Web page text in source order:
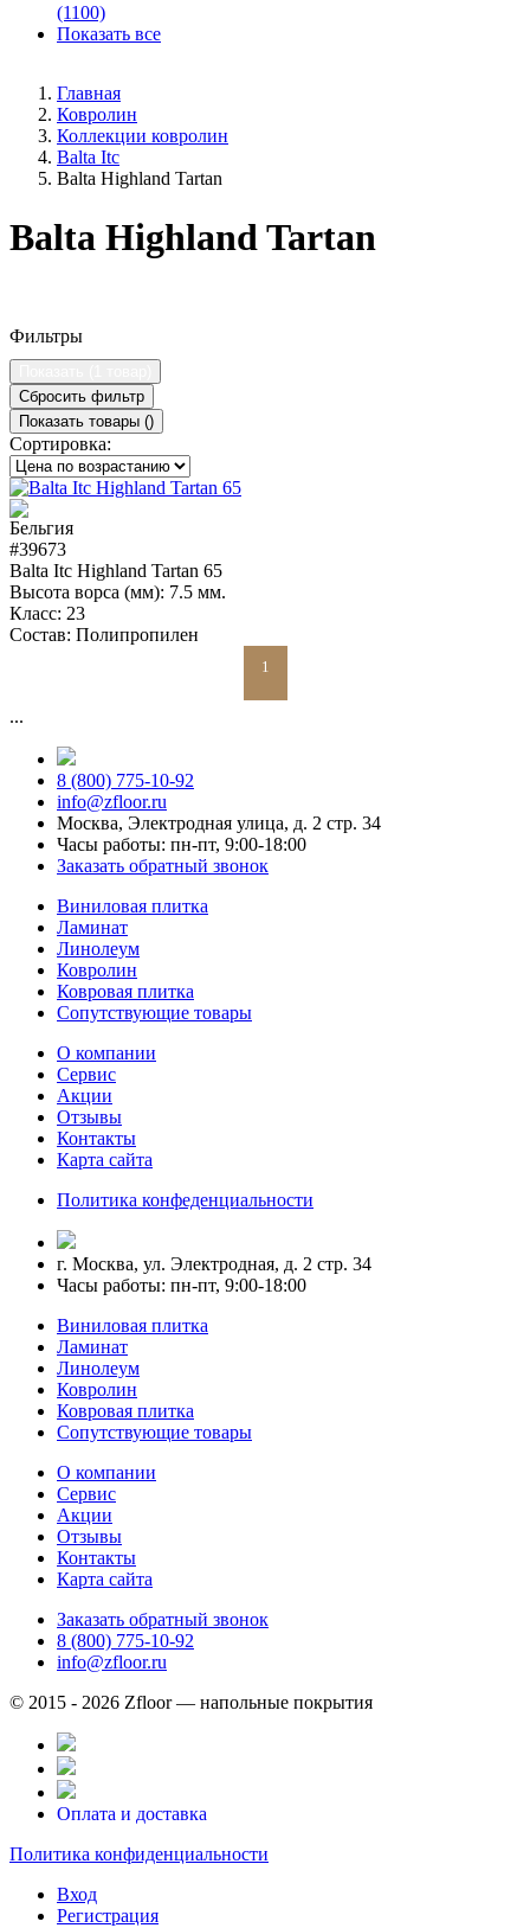
(1100)
Показать все
Главная
Ковролин
Коллекции ковролин
Balta Itc
Balta Highland Tartan
Balta Highland Tartan
Фильтры
Сбросить фильтр
Показать товары ()
Сортировка:
#39673
Balta Itc Highland Tartan 65
Высота ворса (мм): 7.5 мм.
Класс: 23
Состав: Полипропилен
1
...
8 (800) 775-10-92
info@zfloor.ru
Москва, Электродная улица, д. 2 стр. 34
Часы работы: пн-пт, 9:00-18:00
Заказать обратный звонок
Виниловая плитка
Ламинат
Линолеум
Ковролин
Ковровая плитка
Сопутствующие товары
О компании
Сервис
Акции
Отзывы
Контакты
Карта сайта
Политика конфеденциальности
г. Москва, ул. Электродная, д. 2 стр. 34
Часы работы: пн-пт, 9:00-18:00
Виниловая плитка
Ламинат
Линолеум
Ковролин
Ковровая плитка
Сопутствующие товары
О компании
Сервис
Акции
Отзывы
Контакты
Карта сайта
Заказать обратный звонок
8 (800) 775-10-92
info@zfloor.ru
© 2015 - 2026 Zfloor — напольные покрытия
Оплата и доставка
Политика конфиденциальности
Вход
Регистрация